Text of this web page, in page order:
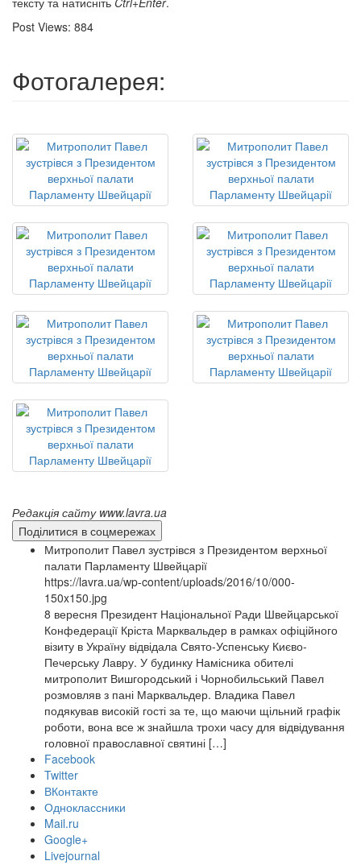
Post Views: 884
Фотогалерея:
Редакція сайту www.lavra.ua
Поділитися в соцмережах
Митрополит Павел зустрівся з Президентом верхньої
палати Парламенту Швейцарії
https://lavra.ua/wp-content/uploads/2016/10/000-
150x150.jpg
8 вересня Президент Національної Ради Швейцарської
Конфедерації Кріста Марквальдер в рамках офіційного
візиту в Україну відвідала Свято-Успенську Києво-
Печерську Лавру. У будинку Намісника обителі
митрополит Вишгородський і Чорнобильський Павел
розмовляв з пані Марквальдер. Владика Павел
подякував високій гості за те, що маючи щільний графік
роботи, вона все ж знайшла трохи часу для відвідування
головної православної святині […]
Facebook
Twitter
ВКонтакте
Одноклассники
Mail.ru
Google+
Livejournal